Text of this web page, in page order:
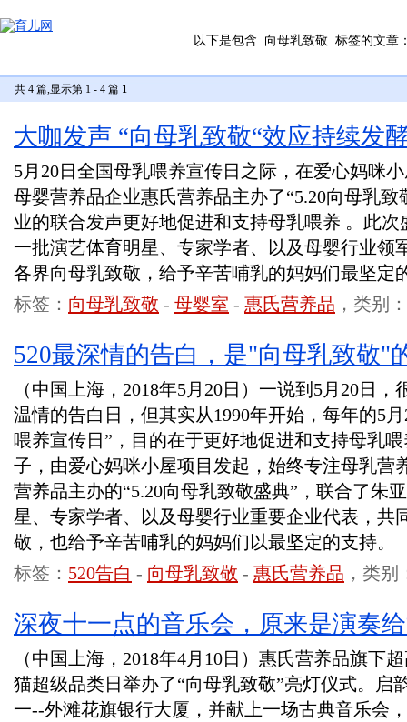
以下是包含 向母乳致敬 标签的文章
共 4 篇,显示第 1 - 4 篇 1
大咖发声 “向母乳致敬“效应持续发
5月20日全国母乳喂养宣传日之际，在爱心妈咪
母婴营养品企业惠氏营养品主办了“5.20向母乳
业的联合发声更好地促进和支持母乳喂养 。此
一批演艺体育明星、专家学者、以及母婴行业领
各界向母乳致敬，给予辛苦哺乳的妈妈们最坚定
标签： 向母乳致敬 - 母婴室 - 惠氏营养品 ，类别
520最深情的告白，是"向母乳致敬"
（中国上海，2018年5月20日）一说到5月20日
温情的告白日，但其实从1990年开始，每年的5
喂养宣传日”，目的在于更好地促进和支持母乳
子，由爱心妈咪小屋项目发起，始终专注母乳营
营养品主办的“5.20向母乳致敬盛典”，联合了朱
星、专家学者、以及母婴行业重要企业代表，共
敬，也给予辛苦哺乳的妈妈们以最坚定的支持。
标签： 520告白 - 向母乳致敬 - 惠氏营养品 ，类
深夜十一点的音乐会，原来是演奏
（中国上海，2018年4月10日）惠氏营养品旗下
猫超级品类日举办了“向母乳致敬”亮灯仪式。启
一--外滩花旗银行大厦，并献上一场古典音乐会